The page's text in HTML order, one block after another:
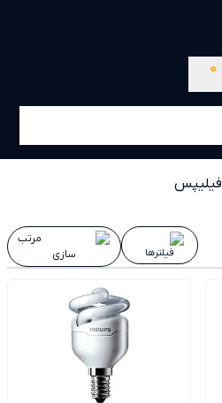
0
فیلیپس
فیلترها
مرتب
سازی